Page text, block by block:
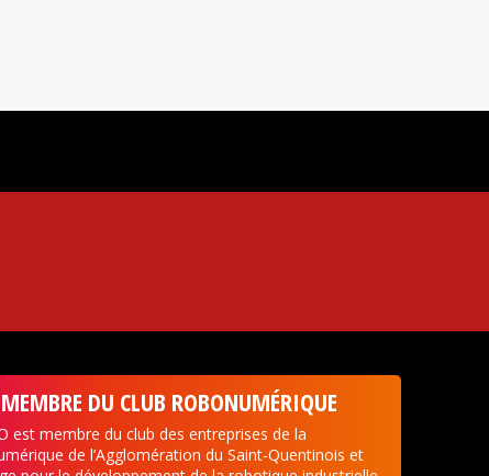
MEMBRE DU CLUB ROBONUMÉRIQUE
est membre du club des entreprises de la
de l’Agglomération du Saint-Quentinois et